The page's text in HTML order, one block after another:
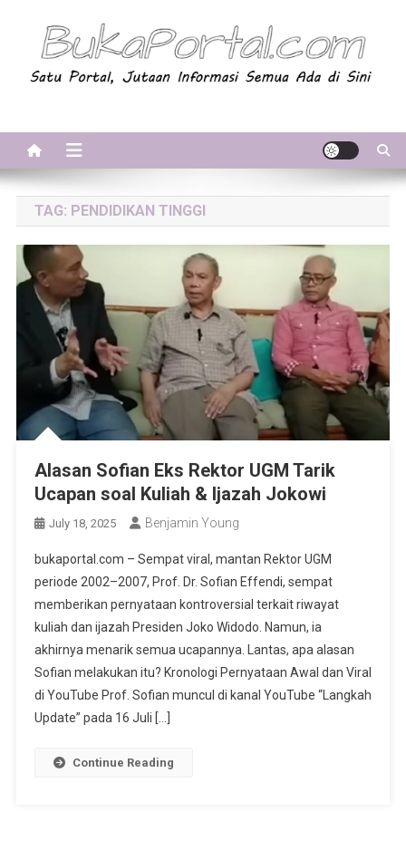
content
TAG: PENDIDIKAN TINGGI
Alasan Sofian Eks Rektor UGM Tarik
Ucapan soal Kuliah & Ijazah Jokowi
July 18, 2025 Benjamin Young
bukaportal.com – Sempat viral, mantan Rektor UGM
periode 2002–2007, Prof. Dr. Sofian Effendi, sempat
memberikan pernyataan kontroversial terkait riwayat
kuliah dan ijazah Presiden Joko Widodo. Namun, ia
akhirnya menarik semua ucapannya. Lantas, apa alasan
Sofian melakukan itu? Kronologi Pernyataan Awal dan Viral
di YouTube Prof. Sofian muncul di kanal YouTube “Langkah
Update” pada 16 Juli […]
Continue Reading